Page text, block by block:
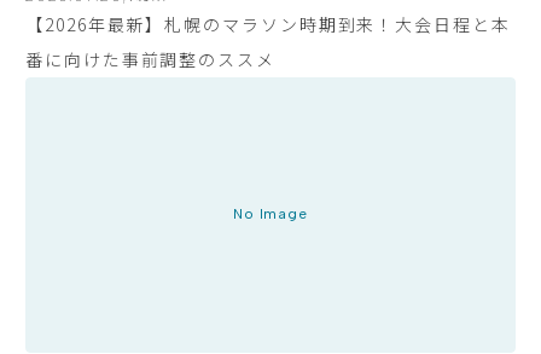
【2026年最新】札幌のマラソン時期到来！大会日程と本
番に向けた事前調整のススメ
No Image